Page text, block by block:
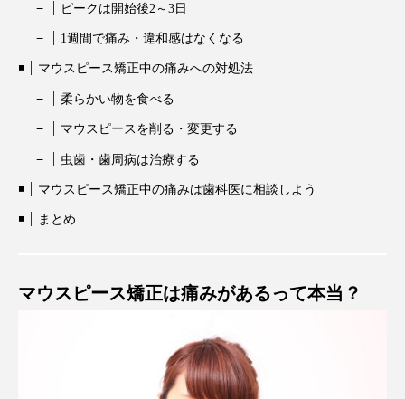
ピークは開始後2～3日
1週間で痛み・違和感はなくなる
マウスピース矯正中の痛みへの対処法
柔らかい物を食べる
マウスピースを削る・変更する
虫歯・歯周病は治療する
マウスピース矯正中の痛みは歯科医に相談しよう
まとめ
マウスピース矯正は痛みがあるって本当？